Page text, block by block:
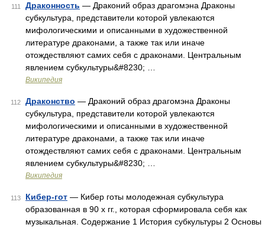
111 Драконность — Драконий образ драгомэна Драконы
субкультура, представители которой увлекаются
мифологическими и описанными в художественной
литературе драконами, а также так или иначе
отождествляют самих себя с драконами. Центральным
явлением субкультуры&#8230; …
Википедия
112 Драконство — Драконий образ драгомэна Драконы
субкультура, представители которой увлекаются
мифологическими и описанными в художественной
литературе драконами, а также так или иначе
отождествляют самих себя с драконами. Центральным
явлением субкультуры&#8230; …
Википедия
113 Кибер-гот — Кибер готы молодежная субкультура
образованная в 90 х гг., которая сформировала себя как
музыкальная. Содержание 1 История субкультуры 2 Основы